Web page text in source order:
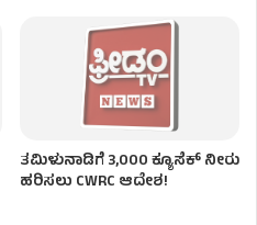
ತಮಿಳುನಾಡಿಗೆ 3,000 ಕ್ಯೂಸೆಕ್‌ ನೀರು
ಹರಿಸಲು CWRC ಆದೇಶ!